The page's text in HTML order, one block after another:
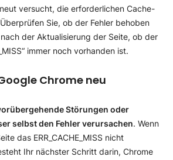
versucht, die erforderlichen Cache-
Sie, ob der Fehler behoben
der Aktualisierung der Seite, ob der
immer noch vorhanden ist.
Chrome neu
Störungen oder
selbst den Fehler verursachen. Wenn
das ERR_CACHE_MISS nicht
Ihr nächster Schritt darin, Chrome